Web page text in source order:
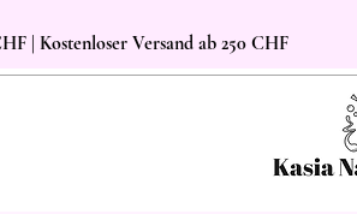
| Kostenloser Versand ab 250 CHF